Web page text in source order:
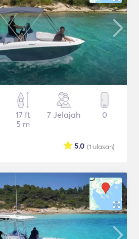
17 ft
5 m
7 Jelajah 0
(1 ulasan)
5.0